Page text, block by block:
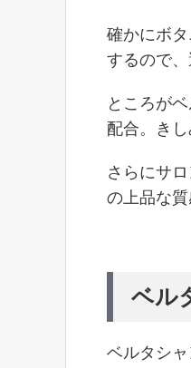
確かにボ
するので、
ところが
配合。き
さらにサ
の上品な質
ベル
ベルタシ